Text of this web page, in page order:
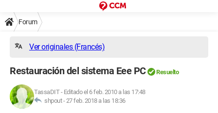
Forum
Ver originales (Francés)
Restauración del sistema Eee PC Resuelto
TassaDIT- Editado el 6 feb. 2010 a las 17:48
shpout -27 feb. 2018 a las 18:36